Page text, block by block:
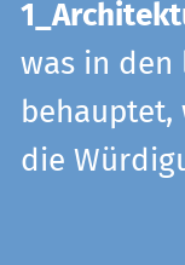
was in den
die